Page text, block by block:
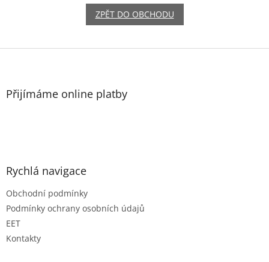
ZPĚT DO OBCHODU
Z
Přijímáme online platby
Rychlá navigace
Obchodní podmínky
Podmínky ochrany osobních údajů
EET
Kontakty